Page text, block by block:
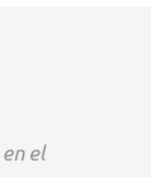
el